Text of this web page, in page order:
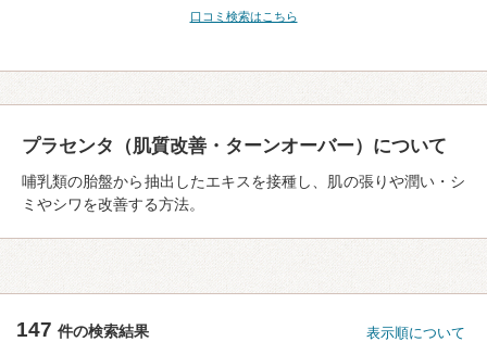
口コミ検索はこちら
プラセンタ（肌質改善・ターンオーバー）について
哺乳類の胎盤から抽出したエキスを接種し、肌の張りや潤い・シ
ミやシワを改善する方法。
147 件の検索結果 表示順について